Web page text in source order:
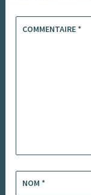
COMMENTAIRE*
NOM*